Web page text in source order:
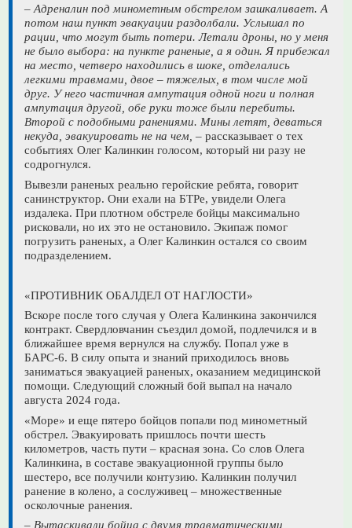
– Адреналин под минометным обстрелом зашкаливает. А
потом наш пункт эвакуации раздолбали. Услышал по
рации, что могут быть потери. Летали дроны, но у меня
не было выбора: на пункте раненые, а я один. Я прибежал
на место, четверо находились в шоке, отделались
легкими травмами, двое – тяжелых, в том числе мой
друг. У него частичная ампутация одной ноги и полная
ампутация другой, обе руки тоже были перебиты.
Второй с подобными ранениями. Мины летят, деваться
некуда, эвакуировать не на чем, – рассказывает о тех
событиях Олег Калинкин голосом, который ни разу не
содрогнулся.
Вывезли раненых реально геройские ребята, говорит
санинструктор. Они ехали на БТРе, увидели Олега
издалека. При плотном обстреле бойцы максимально
рисковали, но их это не остановило. Экипаж помог
погрузить раненых, а Олег Калинкин остался со своим
подразделением.
«ПРОТИВНИК ОБАЛДЕЛ ОТ НАГЛОСТИ»
Вскоре после того случая у Олега Калинкина закончился
контракт. Свердловчанин съездил домой, подлечился и в
ближайшее время вернулся на службу. Попал уже в
БАРС-6. В силу опыта и знаний приходилось вновь
заниматься эвакуацией раненых, оказанием медицинской
помощи. Следующий сложный бой выпал на начало
августа 2024 года.
«Море» и еще пятеро бойцов попали под минометный
обстрел. Эвакуировать пришлось почти шесть
километров, часть пути – красная зона. Со слов Олега
Калинкина, в составе эвакуационной группы было
шестеро, все получили контузию. Калинкин получил
ранение в колено, а сослуживец – множественные
осколочные ранения.
– Вытаскивали бойца с двумя травматическими